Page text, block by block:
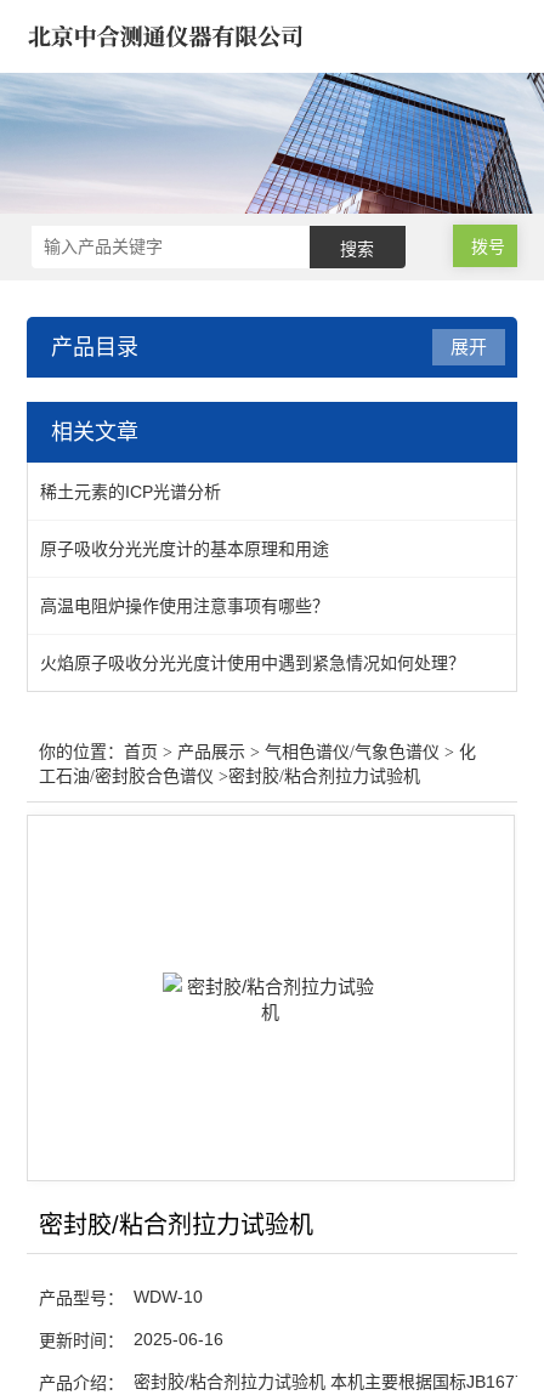
拨号
产品目录
气相色谱仪/气象色谱仪
白酒气相色谱仪
微波消解仪
展开
相关文章
稀土元素的ICP光谱分析
原子吸收分光光度计的基本原理和用途
高温电阻炉操作使用注意事项有哪些？
火焰原子吸收分光光度计使用中遇到紧急情况如何处理？
你的位置：首页 > 产品展示 >气相色谱仪/气象色谱仪 >化
工石油/密封胶合色谱仪 >密封胶/粘合剂拉力试验机
密封胶/粘合剂拉力试验机
产品型号： WDW-10
更新时间： 2025-06-16
产品介绍：
密封胶/粘合剂拉力试验机 本机主要根据国标